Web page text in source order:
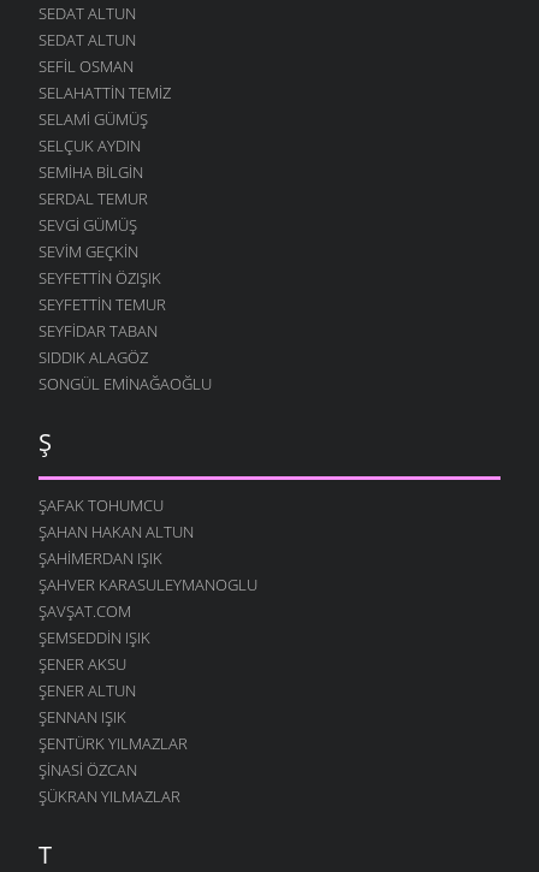
SEDAT ALTUN
SEDAT ALTUN
SEFIL OSMAN
SELAHATTIN TEMIZ
SELAMI GÜMÜŞ
SELÇUK AYDIN
SEMIHA BILGIN
SERDAL TEMUR
SEVGI GÜMÜŞ
SEVIM GEÇKIN
SEYFETTIN ÖZIŞIK
SEYFETTIN TEMUR
SEYFIDAR TABAN
SIDDIK ALAGÖZ
SONGÜL EMINAĞAOĞLU
Ş
ŞAFAK TOHUMCU
ŞAHAN HAKAN ALTUN
ŞAHIMERDAN IŞIK
ŞAHVER KARASULEYMANOGLU
ŞAVŞAT.COM
ŞEMSEDDIN IŞIK
ŞENER AKSU
ŞENER ALTUN
ŞENNAN IŞIK
ŞENTÜRK YILMAZLAR
ŞINASI ÖZCAN
ŞÜKRAN YILMAZLAR
T